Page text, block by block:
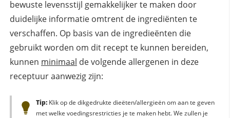
bewuste levensstijl gemakkelijker te maken door
duidelijke informatie omtrent de ingrediënten te
verschaffen. Op basis van de ingredieënten die
gebruikt worden om dit recept te kunnen bereiden,
kunnen minimaal de volgende allergenen in deze
receptuur aanwezig zijn:
Tip:Klik op de dikgedrukte dieëten/allergieën om aan te geven
met welke voedingsrestricties je te maken hebt. We zullen je